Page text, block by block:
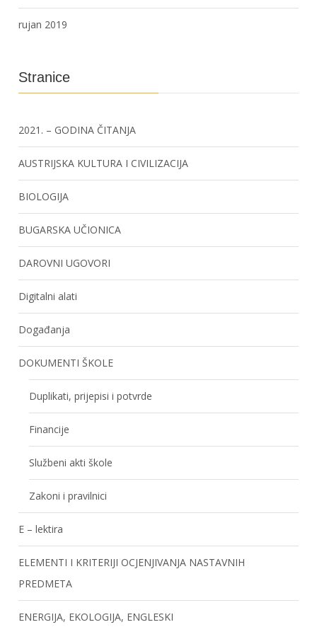
rujan 2019
Stranice
2021. – GODINA ČITANJA
AUSTRIJSKA KULTURA I CIVILIZACIJA
BIOLOGIJA
BUGARSKA UČIONICA
DAROVNI UGOVORI
Digitalni alati
Događanja
DOKUMENTI ŠKOLE
Duplikati, prijepisi i potvrde
Financije
Službeni akti škole
Zakoni i pravilnici
E – lektira
ELEMENTI I KRITERIJI OCJENJIVANJA NASTAVNIH
PREDMETA
ENERGIJA, EKOLOGIJA, ENGLESKI